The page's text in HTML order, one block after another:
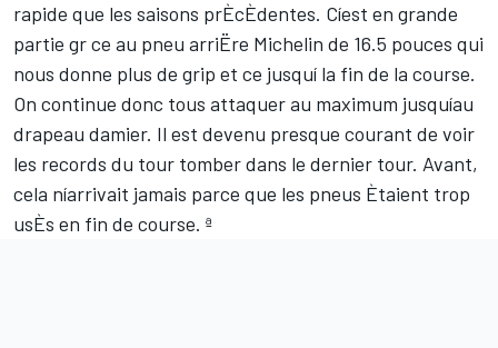
rapide que les saisons prÈcÈdentes. Cíest en grande
partie gr ce au pneu arriËre Michelin de 16.5 pouces qui
nous donne plus de grip et ce jusquí la fin de la course.
On continue donc tous attaquer au maximum jusquíau
drapeau damier. Il est devenu presque courant de voir
les records du tour tomber dans le dernier tour. Avant,
cela níarrivait jamais parce que les pneus Ètaient trop
usÈs en fin de course. ª